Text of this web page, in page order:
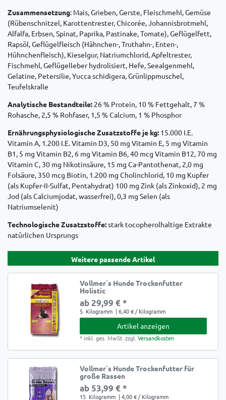
Zusammensetzung: Mais, Grieben, Gerste, Fleischmehl, Gemüse
(Rübenschnitzel, Karottentrester, Chicorée, Johannisbrotmehl,
Alfalfa, Erbsen, Spinat, Paprika, Pastinake, Tomate), Geflügelfett,
Rapsöl, Geflügelfleisch (Hähnchen-, Truthahn-, Enten-,
Hühnchenfleisch), Kieselgur, Natriumchlorid, Apfeltrester,
Fischmehl, Geflügelleber hydrolisiert, Hefe, Seealgenmehl,
Gelatine, Petersilie, Yucca schidigera, Grünlippmuschel,
Teufelskralle
Analytische Bestandteile: 26 % Protein, 10 % Fettgehalt, 7 %
Rohasche, 2,5 % Rohfaser, 1,5 % Calcium, 1 % Phosphor
Ernährungsphysiologische Zusatzstoffe je kg: 15.000 I.E.
Vitamin A, 1.200 I.E. Vitamin D3, 50 mg Vitamin E, 5 mg Vitamin
B1, 5 mg Vitamin B2, 6 mg Vitamin B6, 40 mcg Vitamin B12, 70 mg
Vitamin C, 30 mg Nikotinsäure, 15 mg Ca-Pantothenat, 2,0 mg
Folsäure, 350 mcg Biotin, 1.200 mg Cholinchlorid, 10 mg Kupfer
(als Kupfer-II-Sulfat, Pentahydrat) 100 mg Zink (als Zinkoxid), 2 mg
Jod (als Calciumjodat, wasserfrei), 0,3 mg Selen (als
Natriumselenit)
Technologische Zusatzstoffe:stark tocopherolhaltige Extrakte
natürlichen Ursprungs
Weitere passende Artikel
Vollmer´s Hunde Trockenfutter
Holistic
ab 29,99 € *
5 Kilogramm | 6,40 € / Kilogramm
Artikel anzeigen
* inkl. ges. MwSt. zzgl.Versandkosten
Vollmer´s Hunde Trockenfutter für
große Rassen
ab 53,99 € *
15 Kilogramm | 4,00 € / Kilogramm